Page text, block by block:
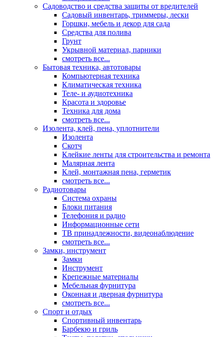
Садоводство и средства защиты от вредителей
Садовый инвентарь, триммеры, лески
Горшки, мебель и декор для сада
Средства для полива
Грунт
Укрывной материал, парники
смотреть все...
Бытовая техника, автотовары
Компьютерная техника
Климатическая техника
Теле- и аудиотехника
Красота и здоровье
Техника для дома
смотреть все...
Изолента, клей, пена, уплотнители
Изолента
Скотч
Клейкие ленты для строительства и ремонта
Малярная лента
Клей, монтажная пена, герметик
смотреть все...
Радиотовары
Система охраны
Блоки питания
Телефония и радио
Информационные сети
ТВ принадлежности, видеонаблюдение
смотреть все...
Замки, инструмент
Замки
Инструмент
Крепежные материалы
Мебельная фурнитура
Оконная и дверная фурнитура
смотреть все...
Спорт и отдых
Спортивный инвентарь
Барбекю и гриль